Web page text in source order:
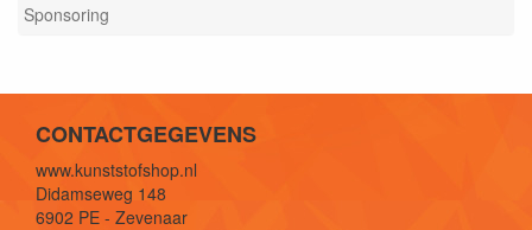
Sponsoring
CONTACTGEGEVENS
www.kunststofshop.nl
Didamseweg 148
6902 PE - Zevenaar